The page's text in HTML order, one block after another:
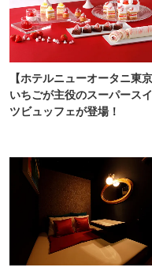
【ホテルニューオータニ東京
いちごが主役のスーパース
ツビュッフェが登場！